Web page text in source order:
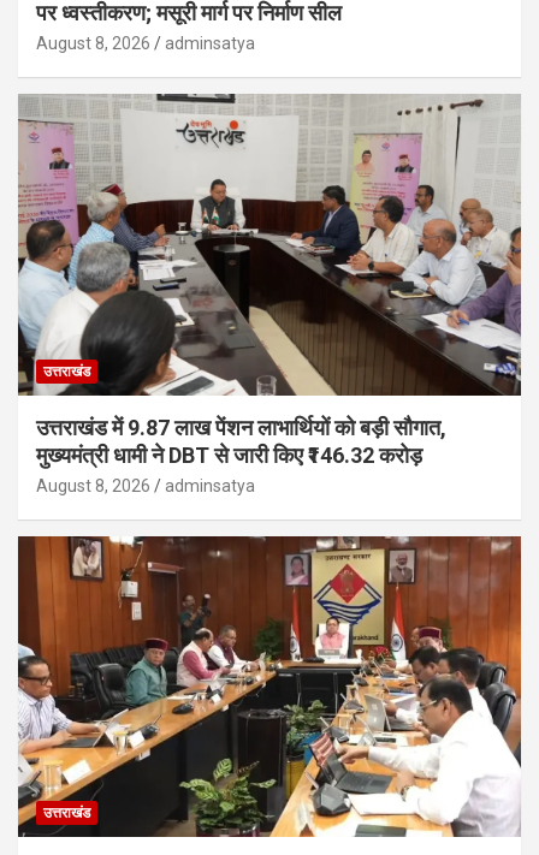
पर ध्वस्तीकरण; मसूरी मार्ग पर निर्माण सील
August 8, 2026 adminsatya
उत्तराखंड
उत्तराखंड में 9.87 लाख पेंशन लाभार्थियों को बड़ी सौगात,
मुख्यमंत्री धामी ने DBT से जारी किए ₹146.32 करोड़
August 8, 2026 adminsatya
उत्तराखंड